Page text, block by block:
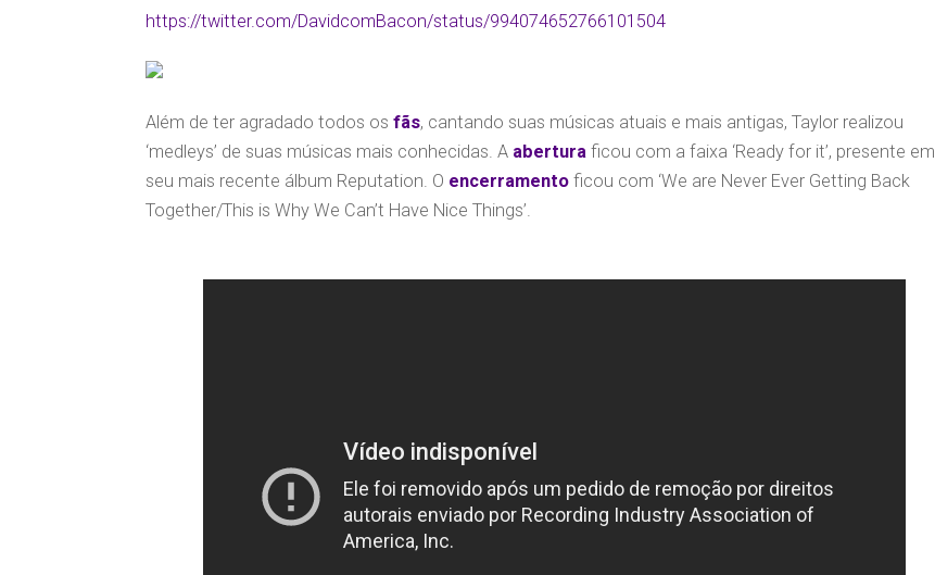
https://twitter.com/DavidcomBacon/status/994074652766101504
Além de ter agradado todos os fãs, cantando suas músicas atuais e mais antigas, Taylor realizou
‘medleys’ de suas músicas mais conhecidas. A abertura ficou com a faixa ‘Ready for it’, presente em
seu mais recente álbum Reputation. O encerramento ficou com ‘We are Never Ever Getting Back
Together/This is Why We Can’t Have Nice Things’.